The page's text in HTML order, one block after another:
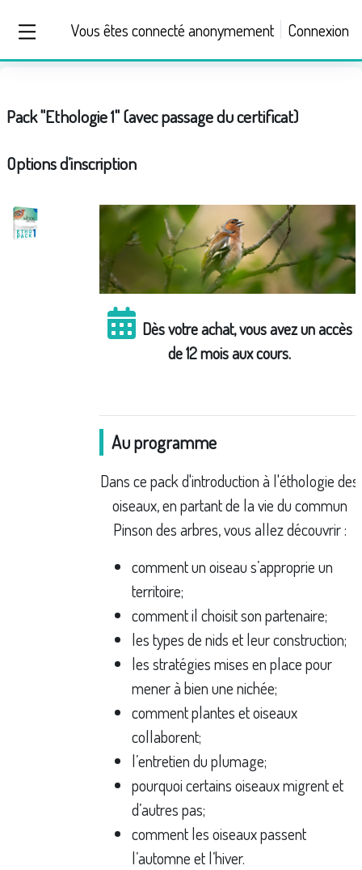
Panneau latéral
Vous êtes connecté anonymement Connexion
Pack "Ethologie 1" (avec passage du certificat)
Options d’inscription
Dès votre achat, vous avez un accès
de 12 mois aux cours.
Au programme
Dans ce pack d'introduction à l'éthologie des
oiseaux, en partant de la vie du commun
Pinson des arbres, vous allez découvrir :
comment un oiseau s’approprie un
territoire;
comment il choisit son partenaire;
les types de nids et leur construction;
les stratégies mises en place pour
mener à bien une nichée;
comment plantes et oiseaux
collaborent;
l’entretien du plumage;
pourquoi certains oiseaux migrent et
d’autres pas;
comment les oiseaux passent
l’automne et l’hiver.